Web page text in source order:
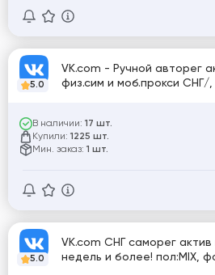
5.0
VK.com - Ручной авторег
физ.сим и моб.прокси СНГ/
В наличии: 17 шт.
Купили: 1225 шт.
Мин. заказ: 1 шт.
5.0
VK.com СНГ саморег
недель и более!